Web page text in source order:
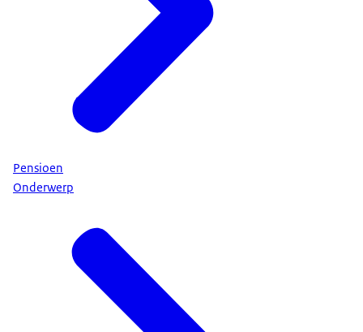
Pensioen
Onderwerp